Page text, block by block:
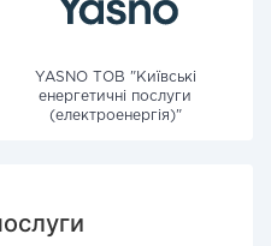
YASNO ТОВ "Київські
енергетичні послуги
(електроенергія)"